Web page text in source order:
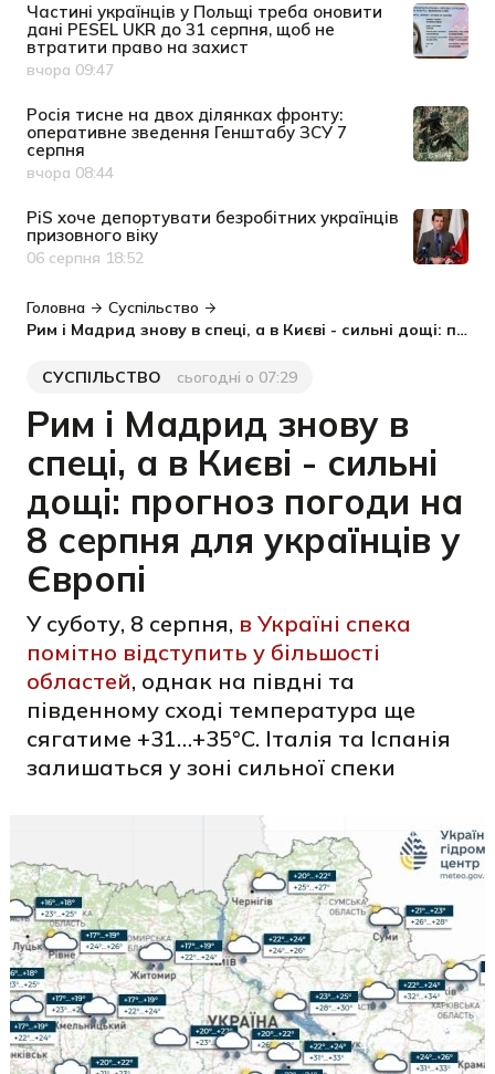
Частині українців у Польщі треба оновити
дані PESEL UKR до 31 серпня, щоб не
втратити право на захист
Дата публікації
вчора 09:47
Росія тисне на двох ділянках фронту:
оперативне зведення Генштабу ЗСУ 7
серпня
Дата публікації
вчора 08:44
PiS хоче депортувати безробітних українців
призовного віку
Дата публікації
06 серпня 18:52
Головна
Суспільство
Рим і Мадрид знову в спеці, а в Києві - сильні дощі: прогноз погоди на 8 серпня для українців у Європі
Категорія
СУСПІЛЬСТВО
Дата публікаціїсьогодні о 07:29
Рим і Мадрид знову в
спеці, а в Києві - сильні
дощі: прогноз погоди на
8 серпня для українців у
Європі
У суботу, 8 серпня, в Україні спека
помітно відступить у більшості
областей, однак на півдні та
південному сході температура ще
сягатиме +31…+35°C. Італія та Іспанія
залишаться у зоні сильної спеки